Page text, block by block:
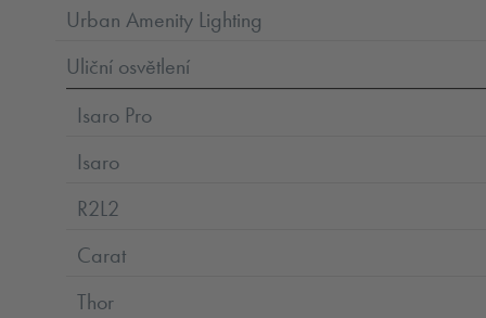
Urban Amenity Lighting
Uliční osvětlení
Isaro Pro
Isaro
R2L2
Carat
Thor